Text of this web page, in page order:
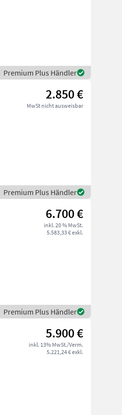
Premium Plus Händler
2.850 €
MwSt nicht ausweisbar
Premium Plus Händler
6.700 €
inkl. 20 % MwSt.
5.583,33 € exkl.
Premium Plus Händler
5.900 €
inkl. 13% MwSt./Verm.
5.221,24 € exkl.